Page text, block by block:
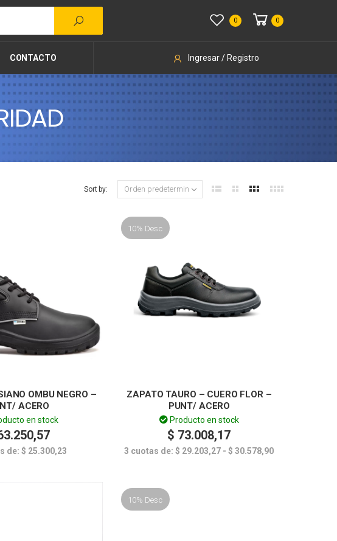
0 0
CONTACTO Ingresar / Registro
Sort by:
OMBU NEGRO –
ACERO
en stock
de: $ 25.300,23
10% Desc
ZAPATO TAURO – CUERO FLOR –
PUNT/ ACERO
Producto en stock
$ 73.008,17
3 cuotas de:$ 29.203,27 -$ 30.578,90
10% Desc